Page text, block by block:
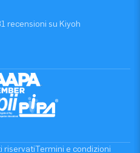
recensioni su Kiyoh
riservatiTermini e condizioni